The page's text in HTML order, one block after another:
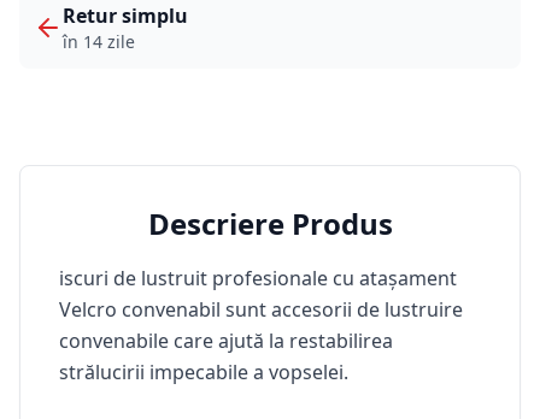
Retur simplu
în 14 zile
Descriere Produs
iscuri de lustruit profesionale cu atașament
Velcro convenabil sunt accesorii de lustruire
convenabile care ajută la restabilirea
strălucirii impecabile a vopselei.